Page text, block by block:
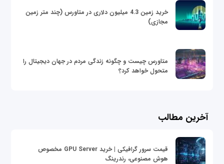
خرید زمین 4.3 میلیون دلاری در متاورس (چند متر زمین
مجازی)
متاورس چیست و چگونه زندگی مردم در جهان دیجیتال را
متحول خواهد کرد؟
آخرین مطالب
قیمت سرور گرافیکی | خرید GPU Server مخصوص
هوش مصنوعی، رندرینگ